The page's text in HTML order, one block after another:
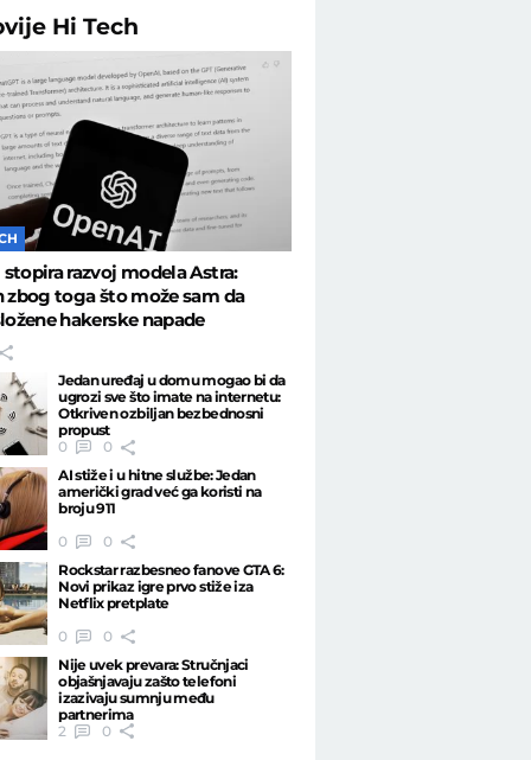
Hi Tech
razvoj modela Astra:
zbog toga što može sam da
hakerske napade
Jedan uređaj u domu mogao bi da
ugrozi sve što imate na internetu:
Otkriven ozbiljan bezbednosni
propust
0
0
AI stiže i u hitne službe: Jedan
američki grad već ga koristi na
broju 911
0
0
Rockstar razbesneo fanove GTA 6:
Novi prikaz igre prvo stiže iza
Netflix pretplate
0
0
Nije uvek prevara: Stručnjaci
objašnjavaju zašto telefoni
izazivaju sumnju među
partnerima
2
0